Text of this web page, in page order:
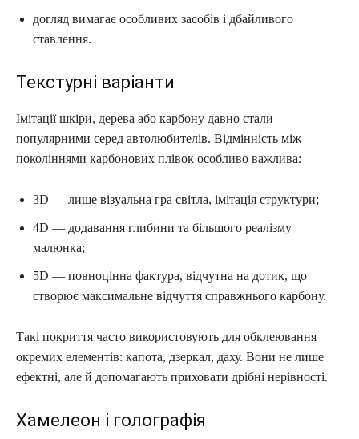
догляд вимагає особливих засобів і дбайливого
ставлення.
Текстурні варіанти
Імітації шкіри, дерева або карбону давно стали
популярними серед автолюбителів. Відмінність між
поколіннями карбонових плівок особливо важлива:
3D — лише візуальна гра світла, імітація структури;
4D — додавання глибини та більшого реалізму
малюнка;
5D — повноцінна фактура, відчутна на дотик, що
створює максимальне відчуття справжнього карбону.
Такі покриття часто використовують для обклеювання
окремих елементів: капота, дзеркал, даху. Вони не лише
ефектні, але й допомагають приховати дрібні нерівності.
Хамелеон і голографія